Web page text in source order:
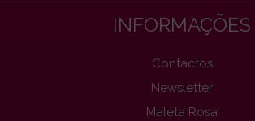
INFORMAÇÕES
Contactos
Newsletter
Maleta Rosa